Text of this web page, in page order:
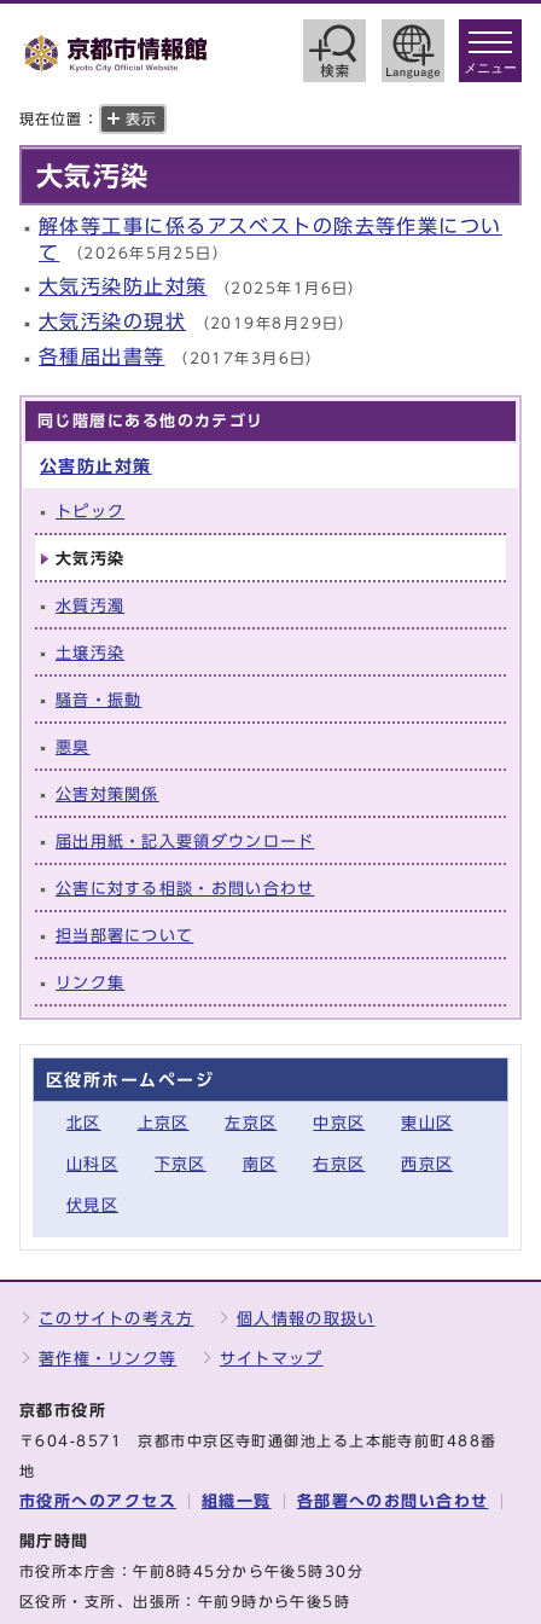
toggle
メニュー
現在位置： 表示
大気汚染
解体等工事に係るアスベストの除去等作業につい
て （2026年5月25日）
大気汚染防止対策 （2025年1月6日）
大気汚染の現状 （2019年8月29日）
各種届出書等 （2017年3月6日）
同じ階層にある他のカテゴリ
公害防止対策
トピック
大気汚染
水質汚濁
土壌汚染
騒音・振動
悪臭
公害対策関係
届出用紙・記入要領ダウンロード
公害に対する相談・お問い合わせ
担当部署について
リンク集
区役所ホームページ
北区 上京区 左京区 中京区 東山区
山科区 下京区 南区 右京区 西京区
伏見区
このサイトの考え方 個人情報の取扱い
著作権・リンク等 サイトマップ
京都市役所
〒604-8571 京都市中京区寺町通御池上る上本能寺前町488番
地
市役所へのアクセス 組織一覧 各部署へのお問い合わせ
開庁時間
市役所本庁舎：午前8時45分から午後5時30分
区役所・支所、出張所：午前9時から午後5時